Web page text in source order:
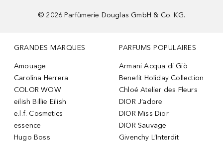
© 2026 Parfümerie Douglas GmbH & Co. KG.
GRANDES MARQUES
Amouage
Carolina Herrera
COLOR WOW
eilish Billie Eilish
e.l.f. Cosmetics
essence
Hugo Boss
PARFUMS POPULAIRES
Armani Acqua di Giò
Benefit Holiday Collection
Chloé Atelier des Fleurs
DIOR J’adore
DIOR Miss Dior
DIOR Sauvage
Givenchy L’Interdit